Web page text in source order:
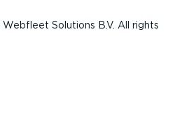
Solutions B.V. All rights